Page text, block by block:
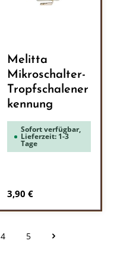
Melitta
Mikroschalter-
Tropfschalener
kennung
Sofort verfügbar,
Lieferzeit: 1-3
Tage
Regulärer Preis:
3,90 €
Seite
4 Seite
5